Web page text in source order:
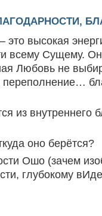
это высокая
всему Сущему.
Любовь не
переполнение…
из внутреннего
оно берётся?
Ошо (зачем
глубокому